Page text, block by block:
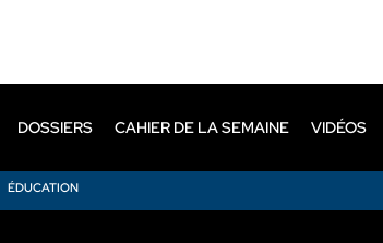
ÉDUCATION
DOSSIERS CAHIER DE LA SEMAINE VIDÉOS